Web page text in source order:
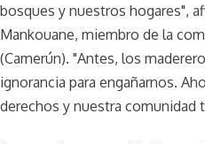
bosques y nuestros hogares",
Mankouane, miembro de la
(Camerún). "Antes, los
ignorancia para engañarnos.
derechos y nuestra comunidad